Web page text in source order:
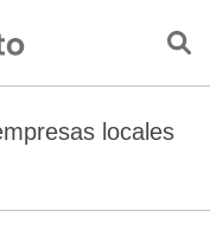
locales